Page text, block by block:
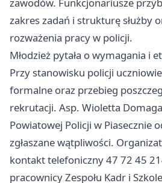
zawodów. Funkcjonariusze
zakres zadań i strukturę służby
rozważenia pracy w policji.
Młodzież pytała o wymagania i
Przy stanowisku policji
formalne oraz przebieg
rekrutacji. Asp. Wioletta
Powiatowej Policji w Piasecznie
zgłaszane wątpliwości.
kontakt telefoniczny 47 72 45
pracownicy Zespołu Kadr i